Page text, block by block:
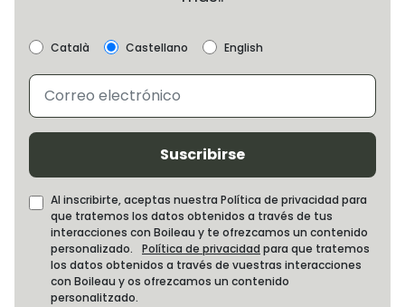
Català Castellano English
Suscribirse
Al inscribirte, aceptas nuestra Política de privacidad para
que tratemos los datos obtenidos a través de tus
interacciones con Boileau y te ofrezcamos un contenido
personalizado. Política de privacidad para que tratemos
los datos obtenidos a través de vuestras interacciones
con Boileau y os ofrezcamos un contenido
personalitzado.